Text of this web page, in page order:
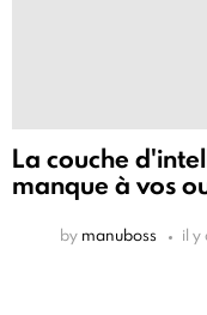
La couche
manque à vos
by manuboss il y